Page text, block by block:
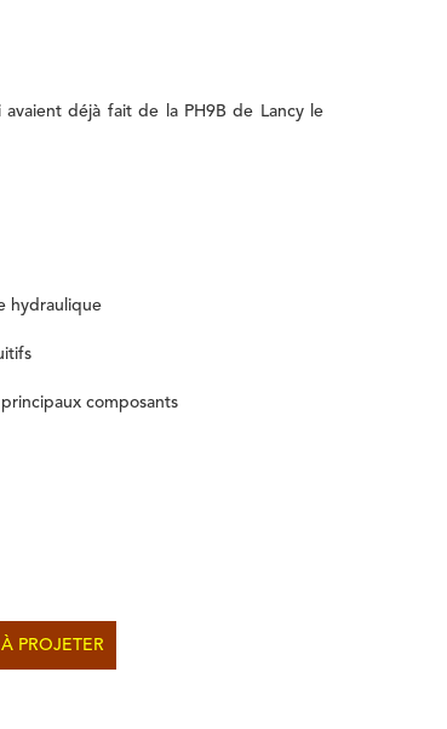
déjà fait de la PH9B de Lancy le
hydraulique
composants
PROJETER